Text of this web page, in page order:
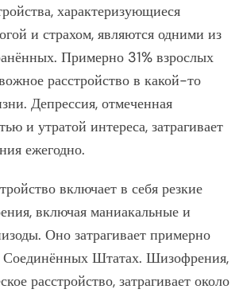
характеризующиеся
и страхом, являются одними из
Примерно 31% взрослых
расстройство в какой-то
Депрессия, отмеченная
и утратой интереса, затрагивает
ежегодно.
включает в себя резкие
включая маниакальные и
Оно затрагивает примерно
Соединённых Штатах. Шизофрения,
расстройство, затрагивает около